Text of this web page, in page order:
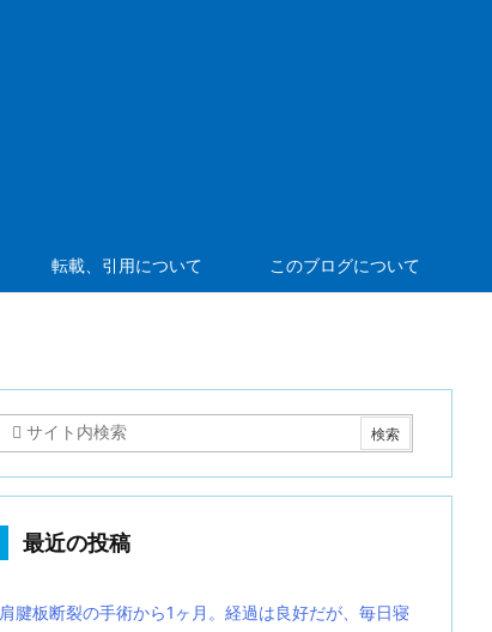
転載、引用について このブログについて
最近の投稿
肩腱板断裂の手術から1ヶ月。経過は良好だが、毎日寝